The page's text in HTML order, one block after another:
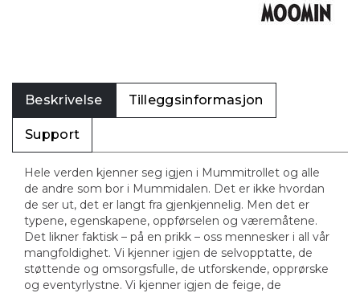
Beskrivelse Tilleggsinformasjon
Support
Hele verden kjenner seg igjen i Mummitrollet og alle
de andre som bor i Mummidalen. Det er ikke hvordan
de ser ut, det er langt fra gjenkjennelig. Men det er
typene, egenskapene, oppførselen og væremåtene.
Det likner faktisk – på en prikk – oss mennesker i all vår
mangfoldighet. Vi kjenner igjen de selvopptatte, de
støttende og omsorgsfulle, de utforskende, opprørske
og eventyrlystne. Vi kjenner igjen de feige, de